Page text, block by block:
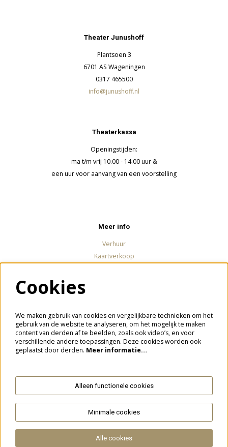
Theater Junushoff
Plantsoen 3
6701 AS Wageningen
0317 465500
info@junushoff.nl
Theaterkassa
Openingstijden:
ma t/m vrij 10.00 - 14.00 uur &
een uur voor aanvang van een voorstelling
Meer info
Verhuur
Kaartverkoop
Meld je aan voor de nieuwsbrief
Aanmelden
Addendumvan Google.
Cookies
We maken gebruik van cookies en vergelijkbare technieken om het
gebruik van de website te analyseren, om het mogelijk te maken
content van derden af te beelden, zoals ook video’s, en voor
verschillende andere toepassingen. Deze cookies worden ook
geplaatst door derden. Meer informatie…
Alleen functionele cookies
Minimale cookies
Alle cookies